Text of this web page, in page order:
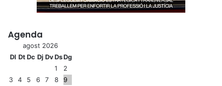
Agenda
agost 2026
Dl DtDc Dj DvDsDg
1
2
3
4 5 6 7 8
9